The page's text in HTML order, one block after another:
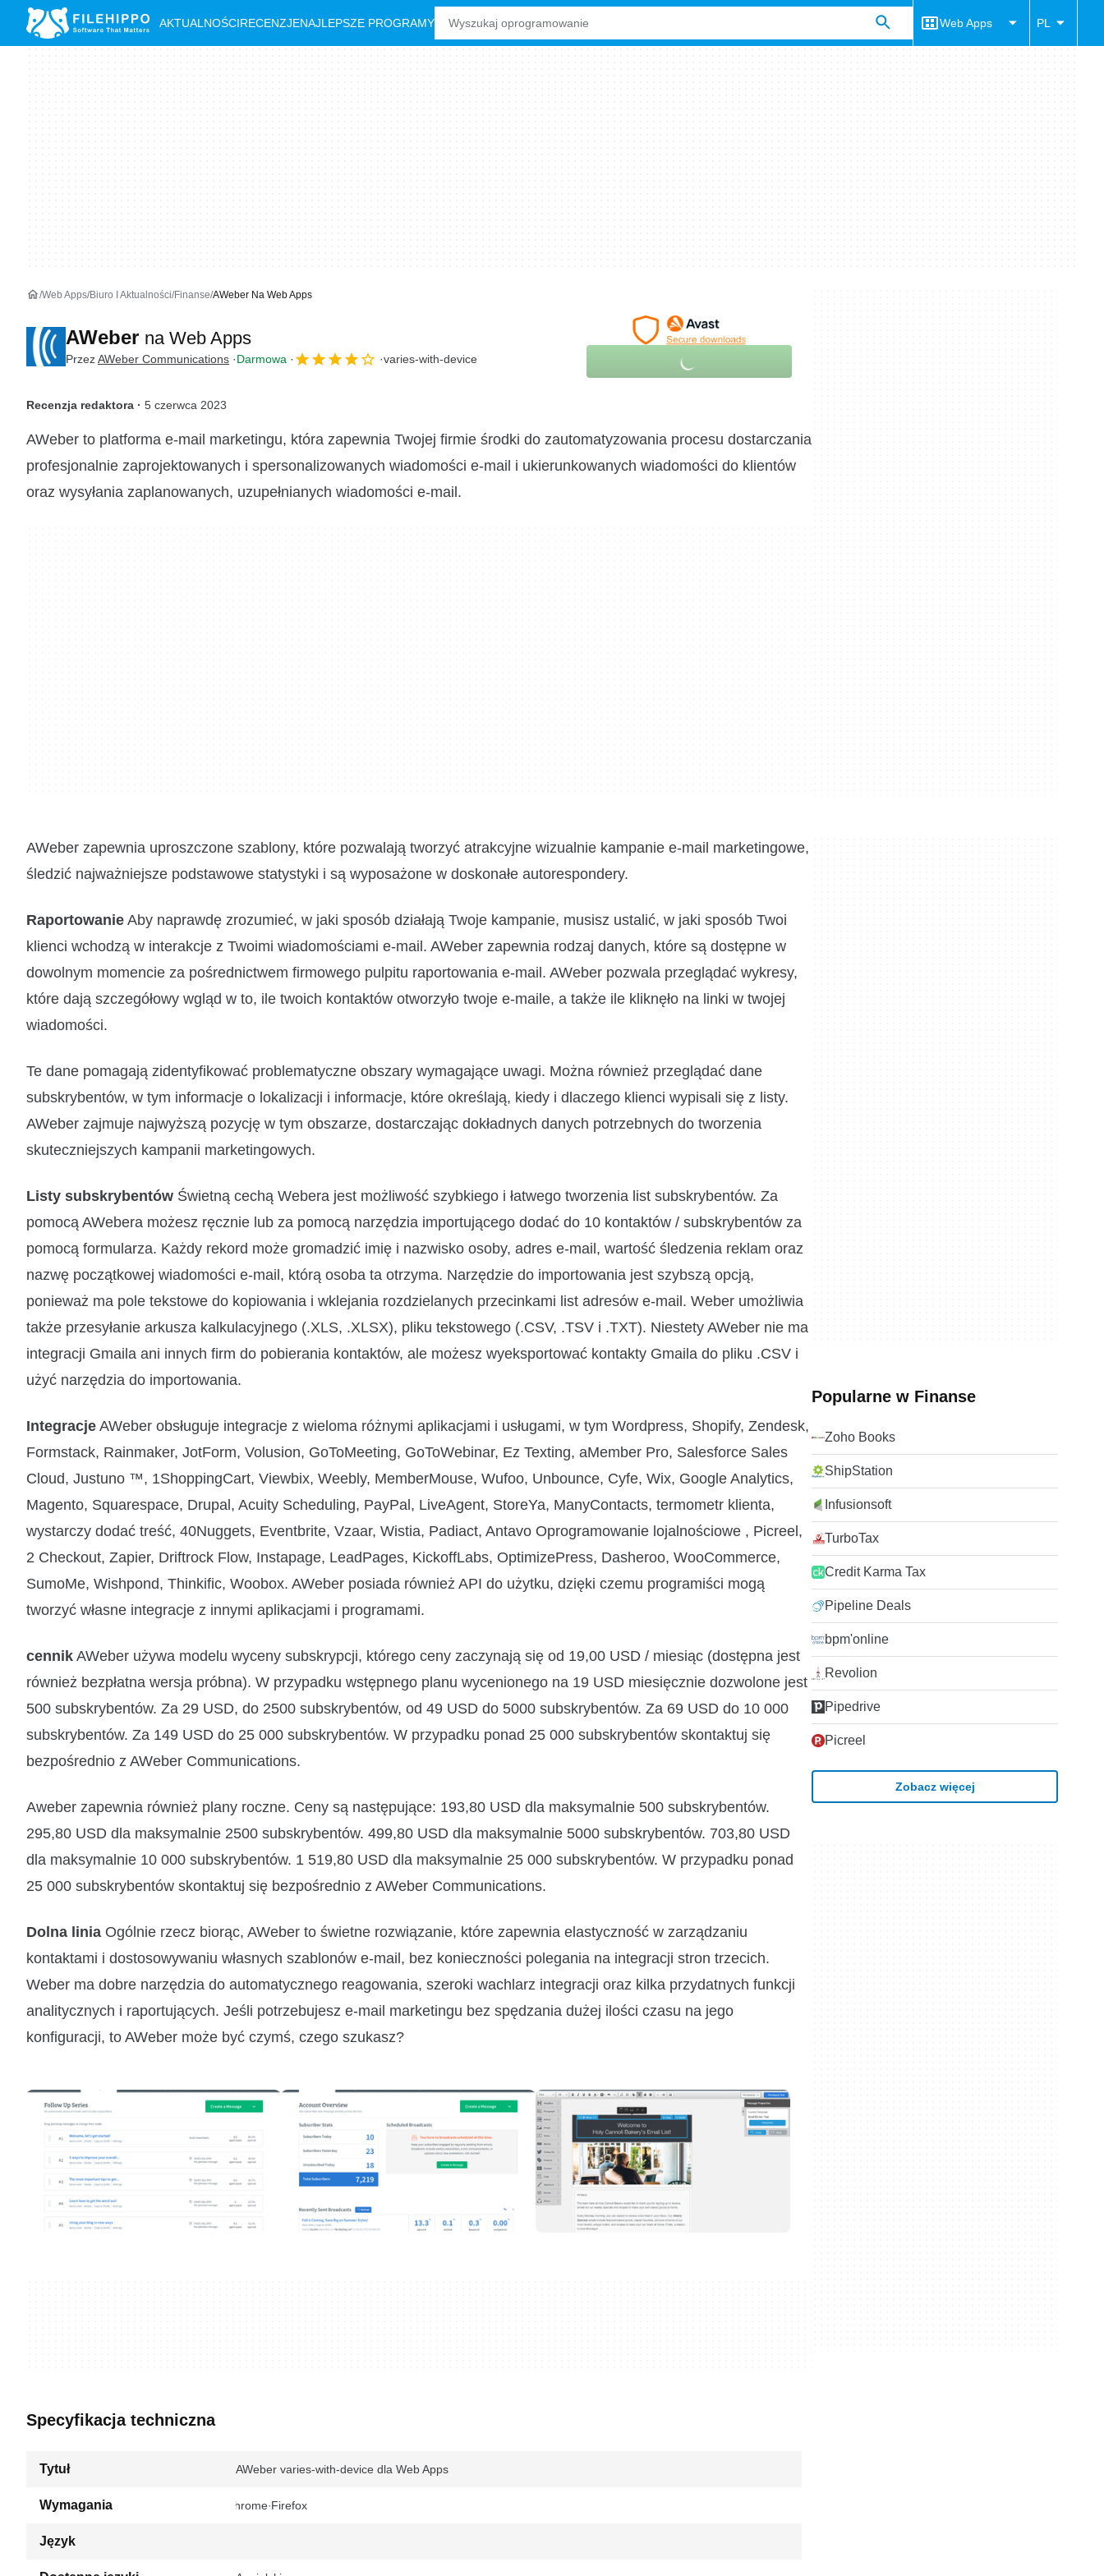
AKTUALNOŚCIRECENZJENAJLEPSZE PROGRAMY Web Apps PL
Web Apps Biuro I Aktualności Finanse AWeber Na Web Apps
AWeber na Web Apps
PrzezAWeber Communications Darmowa varies-with-device
Recenzja redaktora · 5 czerwca 2023
AWeber to platforma e-mail marketingu, która zapewnia Twojej firmie środki do zautomatyzowania procesu dostarczania
profesjonalnie zaprojektowanych i spersonalizowanych wiadomości e-mail i ukierunkowanych wiadomości do klientów
oraz wysyłania zaplanowanych, uzupełnianych wiadomości e-mail.
AWeber zapewnia uproszczone szablony, które pozwalają tworzyć atrakcyjne wizualnie kampanie e-mail marketingowe,
śledzić najważniejsze podstawowe statystyki i są wyposażone w doskonałe autorespondery.
Raportowanie Aby naprawdę zrozumieć, w jaki sposób działają Twoje kampanie, musisz ustalić, w jaki sposób Twoi
klienci wchodzą w interakcje z Twoimi wiadomościami e-mail. AWeber zapewnia rodzaj danych, które są dostępne w
dowolnym momencie za pośrednictwem firmowego pulpitu raportowania e-mail. AWeber pozwala przeglądać wykresy,
które dają szczegółowy wgląd w to, ile twoich kontaktów otworzyło twoje e-maile, a także ile kliknęło na linki w twojej
wiadomości.
Te dane pomagają zidentyfikować problematyczne obszary wymagające uwagi. Można również przeglądać dane
subskrybentów, w tym informacje o lokalizacji i informacje, które określają, kiedy i dlaczego klienci wypisali się z listy.
AWeber zajmuje najwyższą pozycję w tym obszarze, dostarczając dokładnych danych potrzebnych do tworzenia
skuteczniejszych kampanii marketingowych.
Listy subskrybentów Świetną cechą Webera jest możliwość szybkiego i łatwego tworzenia list subskrybentów. Za
pomocą AWebera możesz ręcznie lub za pomocą narzędzia importującego dodać do 10 kontaktów / subskrybentów za
pomocą formularza. Każdy rekord może gromadzić imię i nazwisko osoby, adres e-mail, wartość śledzenia reklam oraz
nazwę początkowej wiadomości e-mail, którą osoba ta otrzyma. Narzędzie do importowania jest szybszą opcją,
ponieważ ma pole tekstowe do kopiowania i wklejania rozdzielanych przecinkami list adresów e-mail. Weber umożliwia
także przesyłanie arkusza kalkulacyjnego (.XLS, .XLSX), pliku tekstowego (.CSV, .TSV i .TXT). Niestety AWeber nie ma
integracji Gmaila ani innych firm do pobierania kontaktów, ale możesz wyeksportować kontakty Gmaila do pliku .CSV i
użyć narzędzia do importowania.
Integracje AWeber obsługuje integracje z wieloma różnymi aplikacjami i usługami, w tym Wordpress, Shopify, Zendesk,
Formstack, Rainmaker, JotForm, Volusion, GoToMeeting, GoToWebinar, Ez Texting, aMember Pro, Salesforce Sales
Cloud, Justuno ™, 1ShoppingCart, Viewbix, Weebly, MemberMouse, Wufoo, Unbounce, Cyfe, Wix, Google Analytics,
Magento, Squarespace, Drupal, Acuity Scheduling, PayPal, LiveAgent, StoreYa, ManyContacts, termometr klienta,
wystarczy dodać treść, 40Nuggets, Eventbrite, Vzaar, Wistia, Padiact, Antavo Oprogramowanie lojalnościowe , Picreel,
2 Checkout, Zapier, Driftrock Flow, Instapage, LeadPages, KickoffLabs, OptimizePress, Dasheroo, WooCommerce,
SumoMe, Wishpond, Thinkific, Woobox. AWeber posiada również API do użytku, dzięki czemu programiści mogą
tworzyć własne integracje z innymi aplikacjami i programami.
cennik AWeber używa modelu wyceny subskrypcji, którego ceny zaczynają się od 19,00 USD / miesiąc (dostępna jest
również bezpłatna wersja próbna). W przypadku wstępnego planu wycenionego na 19 USD miesięcznie dozwolone jest
500 subskrybentów. Za 29 USD, do 2500 subskrybentów, od 49 USD do 5000 subskrybentów. Za 69 USD do 10 000
subskrybentów. Za 149 USD do 25 000 subskrybentów. W przypadku ponad 25 000 subskrybentów skontaktuj się
bezpośrednio z AWeber Communications.
Aweber zapewnia również plany roczne. Ceny są następujące: 193,80 USD dla maksymalnie 500 subskrybentów.
295,80 USD dla maksymalnie 2500 subskrybentów. 499,80 USD dla maksymalnie 5000 subskrybentów. 703,80 USD
dla maksymalnie 10 000 subskrybentów. 1 519,80 USD dla maksymalnie 25 000 subskrybentów. W przypadku ponad
25 000 subskrybentów skontaktuj się bezpośrednio z AWeber Communications.
Dolna linia Ogólnie rzecz biorąc, AWeber to świetne rozwiązanie, które zapewnia elastyczność w zarządzaniu
kontaktami i dostosowywaniu własnych szablonów e-mail, bez konieczności polegania na integracji stron trzecich.
Weber ma dobre narzędzia do automatycznego reagowania, szeroki wachlarz integracji oraz kilka przydatnych funkcji
analitycznych i raportujących. Jeśli potrzebujesz e-mail marketingu bez spędzania dużej ilości czasu na jego
konfiguracji, to AWeber może być czymś, czego szukasz?
Specyfikacja techniczna
Tytuł AWeber varies-with-device dla Web Apps
Wymagania Chrome Firefox
Język
Popularne w Finanse
Zoho Books
ShipStation
Infusionsoft
TurboTax
Credit Karma Tax
Pipeline Deals
bpm'online
Revolion
Pipedrive
Picreel
Zobacz więcej